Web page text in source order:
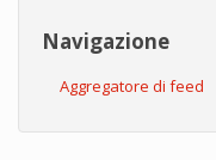
Navigazione
Aggregatore di feed